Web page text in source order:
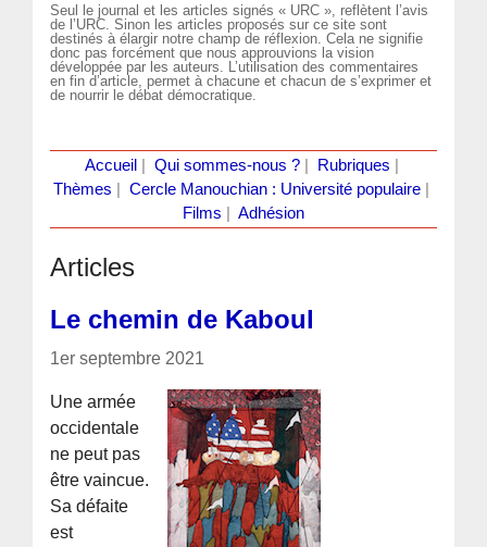
Seul le journal et les articles signés « URC », reflètent l’avis
de l’URC. Sinon les articles proposés sur ce site sont
destinés à élargir notre champ de réflexion. Cela ne signifie
donc pas forcément que nous approuvions la vision
développée par les auteurs. L’utilisation des commentaires
en fin d’article, permet à chacune et chacun de s’exprimer et
de nourrir le débat démocratique.
Accueil Qui sommes-nous ?| Rubriques
Thèmes
Cercle Manouchian : Université populaire
Films
Adhésion
Articles
Le chemin de Kaboul
1er septembre 2021
Une armée
occidentale
ne peut pas
être vaincue.
Sa défaite
est